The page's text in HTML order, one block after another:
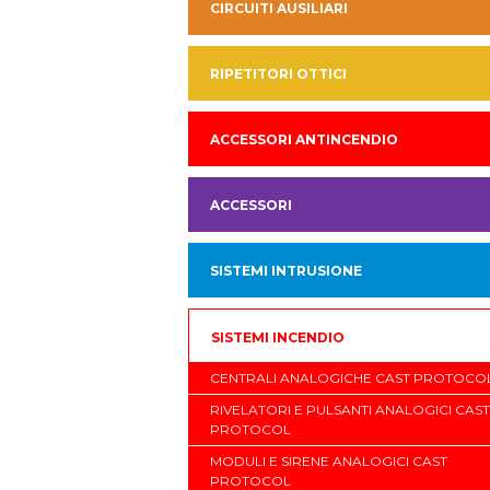
CIRCUITI AUSILIARI
RIPETITORI OTTICI
ACCESSORI ANTINCENDIO
ACCESSORI
SISTEMI INTRUSIONE
SISTEMI INCENDIO
CENTRALI ANALOGICHE CAST
RIVELATORI E PULSANTI ANALOGICI CAST
PROTOCOL
MODULI E SIRENE ANALOGICI CAST
PROTOCOL